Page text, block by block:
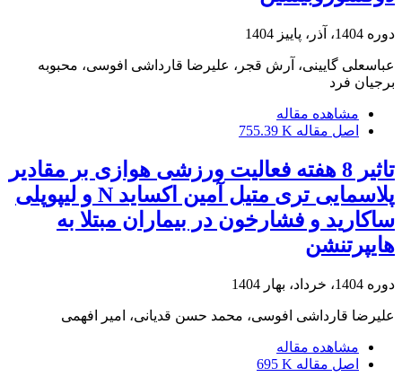
دوره 1404، آذر، پاییز 1404
عباسعلی گایینی، آرش قجر، علیرضا قارداشی افوسی، محبوبه
برجیان فرد
مشاهده مقاله
اصل مقاله 755.39 K
تاثیر 8 هفته فعالیت ورزشی هوازی بر مقادیر
پلاسمایی تری متیل آمین اکساید N و لیپوپلی
ساکارید و فشارخون در بیماران مبتلا به
هایپرتنشن
دوره 1404، خرداد، بهار 1404
علیرضا قارداشی افوسی، محمد حسن قدیانی، امیر افهمی
مشاهده مقاله
اصل مقاله 695 K